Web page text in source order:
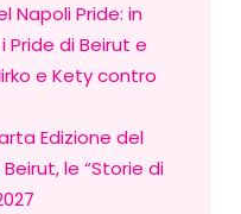
Napoli Pride: in
di Beirut e
e Kety contro
Edizione del
le “Storie di